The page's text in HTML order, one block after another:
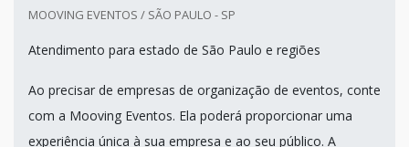
MOOVING EVENTOS / SÃO PAULO - SP
Atendimento para estado de São Paulo e regiões
Ao precisar de empresas de organização de eventos, conte
com a Mooving Eventos. Ela poderá proporcionar uma
experiência única à sua empresa e ao seu público. A